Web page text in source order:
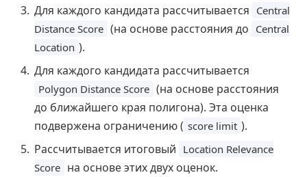
Для каждого кандидата рассчитывается Central
Distance Score (на основе расстояния до Central
Location ).
Для каждого кандидата рассчитывается
Polygon Distance Score (на основе расстояния
до ближайшего края полигона). Эта оценка
подвержена ограничению ( score limit ).
Рассчитывается итоговый Location Relevance
Score на основе этих двух оценок.